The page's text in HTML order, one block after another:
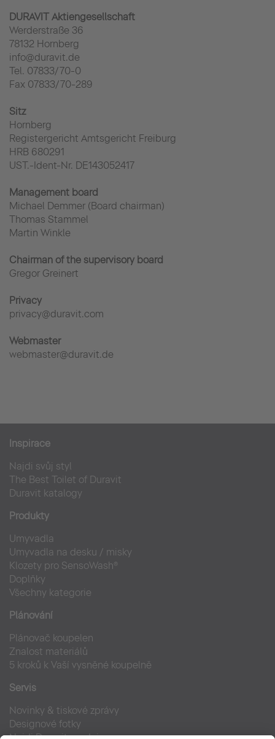
DURAVIT Aktiengesellschaft
Werderstraße 36
78132 Hornberg
info@duravit.de
Tel. 07833/70-0
Fax 07833/70-289
Sitz
Hornberg
Registergericht Amtsgericht Freiburg
HRB 680291
UST.-Ident-Nr. DE143052417
Management board
Michael Demmer (Board chairman)
Thomas Stammel
Martin Winkle
Chairman of the supervisory board
Gregor Greinert
Privacy
privacy@duravit.com
Webmaster
webmaster@duravit.de
Inspirace
Najdi svůj styl
The Best Toilet of Duravit
Duravit katalogy
Produkty
Umyvadla
Umyvadla na desku / misky
Klozety pro SensoWash®
Doplňky
Všechny kategorie
Plánování
Plánovač koupelen
Znalost materiálů
5 kroků k Vaší vysněné koupelně
Servis
Novinky & tiskové zprávy
Designové fotky